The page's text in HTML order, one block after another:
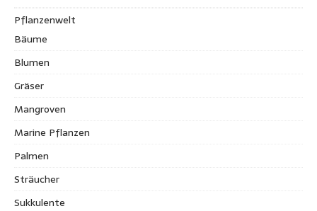
Pflanzenwelt
Bäume
Blumen
Gräser
Mangroven
Marine Pflanzen
Palmen
Sträucher
Sukkulente